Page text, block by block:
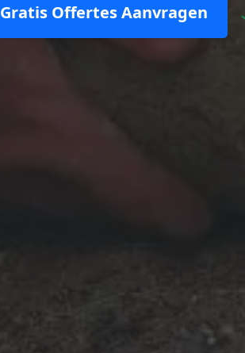
Gratis Offertes Aanvragen